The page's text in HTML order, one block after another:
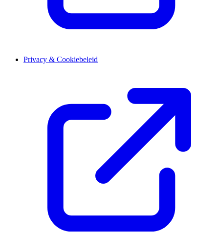
Privacy & Cookiebeleid